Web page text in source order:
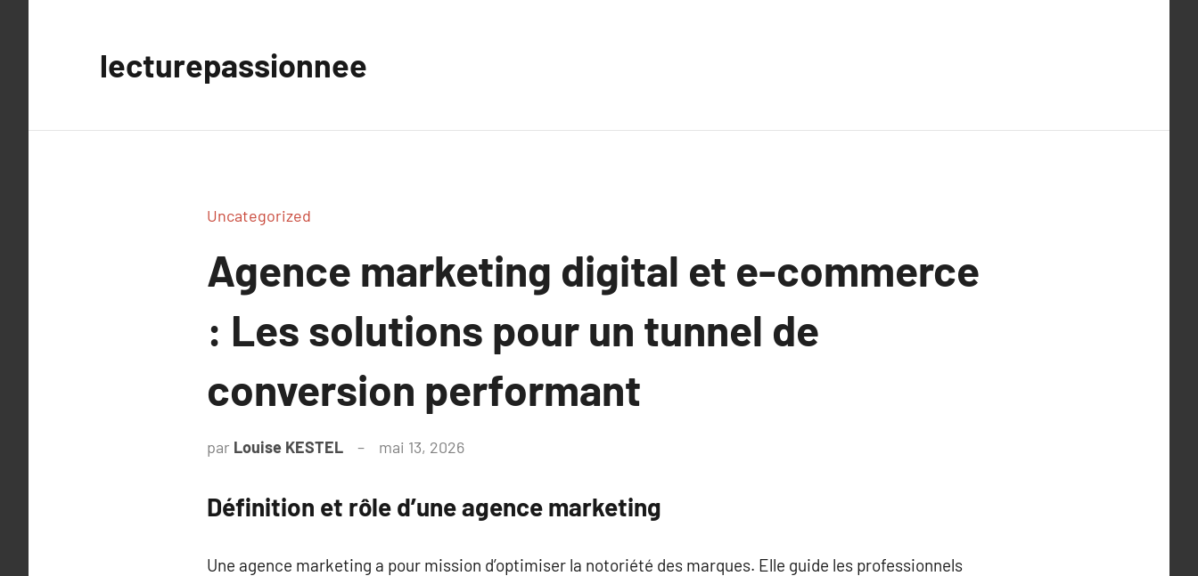
lecturepassionnee
Uncategorized
Agence marketing digital et e-commerce
: Les solutions pour un tunnel de
conversion performant
par Louise KESTEL mai 13, 2026
Définition et rôle d’une agence marketing
Une agence marketing a pour mission d’optimiser la notoriété des marques. Elle guide les professionnels